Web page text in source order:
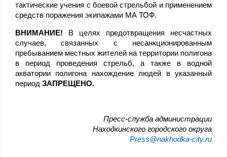
тактические учения с боевой стрельбой и применением
средств поражения экипажами МА ТОФ.
ВНИМАНИЕ! В целях предотвращения несчастных
случаев, связанных с несанкционированным
пребыванием местных жителей на территории полигона
в период проведения стрельб, а также в водной
акватории полигона нахождение людей в указанный
период ЗАПРЕЩЕНО.
Пресс-служба администрации
Находкинского городского округа
Press@nakhodka-city.ru